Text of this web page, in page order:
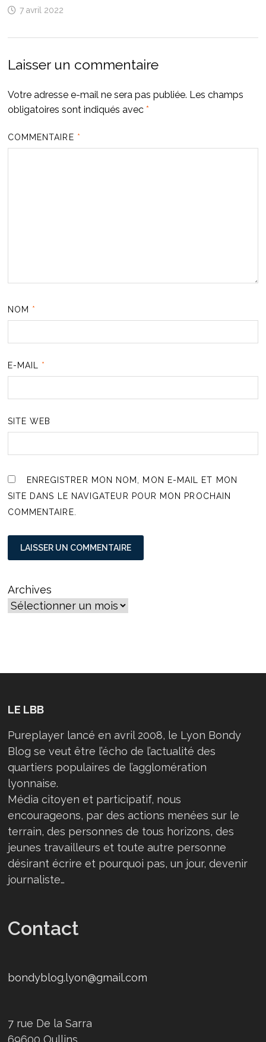
7 avril 2022
Laisser un commentaire
Votre adresse e-mail ne sera pas publiée. Les champs
obligatoires sont indiqués avec *
COMMENTAIRE *
NOM *
E-MAIL *
SITE WEB
ENREGISTRER MON NOM, MON E-MAIL ET MON
SITE DANS LE NAVIGATEUR POUR MON PROCHAIN
COMMENTAIRE.
Archives
LE LBB
Pureplayer lancé en avril 2008, le Lyon Bondy
Blog se veut être l’écho de l’actualité des
quartiers populaires de l’agglomération
lyonnaise.
Média citoyen et participatif, nous
encourageons, par des actions menées sur le
terrain, des personnes de tous horizons, des
jeunes travailleurs et toute autre personne
désirant écrire et pourquoi pas, un jour, devenir
journaliste…
Contact
bondyblog.lyon@gmail.com
7 rue De la Sarra
69600 Oullins